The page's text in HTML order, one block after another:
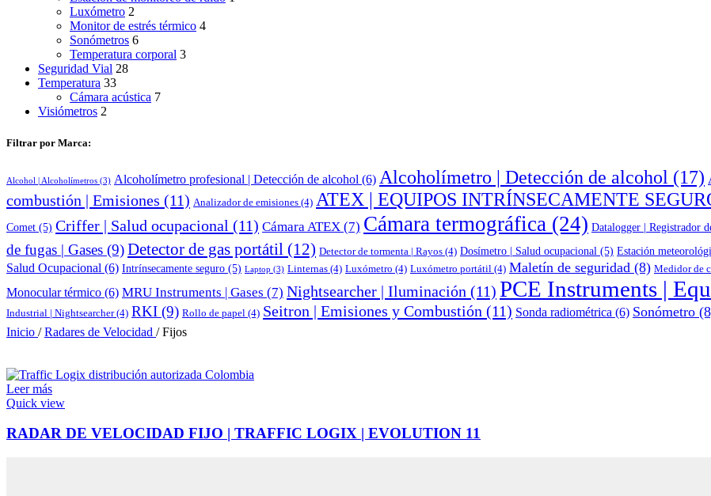
Luxómetro 2
Monitor de estrés térmico 4
Sonómetros 6
Temperatura corporal 3
Seguridad Vial 28
Temperatura 33
Cámara acústica 7
Visiómetros 2
Filtrar por Marca:
Alcohol | Alcoholímetros (3) Alcoholímetro profesional | Detección de alcohol (6) Alcoholímetro | Detección de alcohol (17)
combustión | Emisiones (11) Analizador de emisiones (4) ATEX | EQUIPOS INTRÍNSECAMENTE
Comet (5) Criffer | Salud ocupacional (11) Cámara ATEX (7) Cámara termográfica (24) Datalogger | Registrador
de fugas | Gases (9)Detector de gas portátil (12) Detector de tormenta | Rayos (4) Dosímetro | Salud ocupacional (5) Estación
Salud Ocupacional (6) Intrínsecamente seguro (5) Laptop (3) Linternas (4) Luxómetro (4) Luxómetro portátil (4) Maletín de seguridad (8) Medidor de
Monocular térmico (6) MRU Instruments | Gases (7) Nightsearcher | Iluminación (11) PCE Instruments |
Industrial | Nightsearcher(4) RKI (9) Rollo de papel (4) Seitron | Emisiones y Combustión (11) Sonda radiométrica (6) Sonómetro
Inicio / Radares de Velocidad / Fijos
Leer más
Quick view
RADAR DE VELOCIDAD FIJO | TRAFFIC LOGIX | EVOLUTION 11